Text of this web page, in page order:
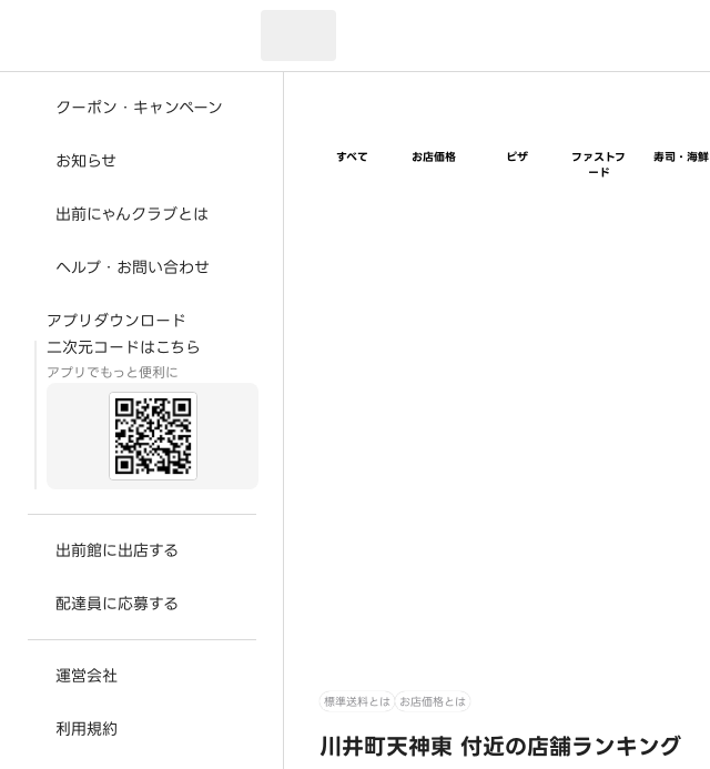
クーポン・キャンペーン
お知らせ
出前にゃんクラブとは
ヘルプ・お問い合わせ
アプリダウンロード
二次元コードはこちら
アプリでもっと便利に
出前館に出店する
配達員に応募する
運営会社
利用規約
すべて お店価格 ピザ
ファストフ
ード
寿司・海鮮
標準送料とは お店価格とは
川井町天神東 付近の店舗ランキング